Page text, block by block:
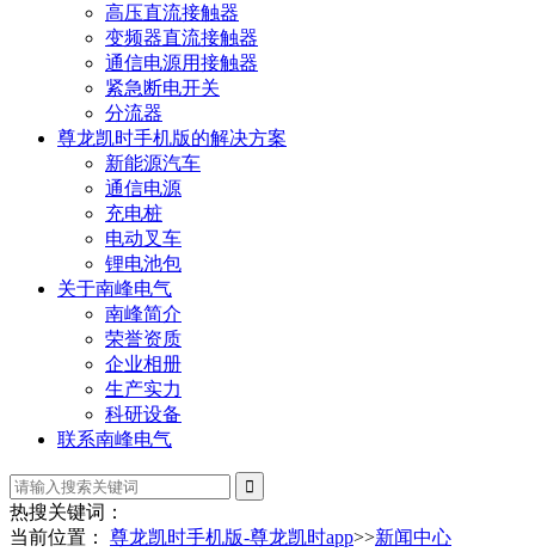
高压直流接触器
变频器直流接触器
通信电源用接触器
紧急断电开关
分流器
尊龙凯时手机版的解决方案
新能源汽车
通信电源
充电桩
电动叉车
锂电池包
关于南峰电气
南峰简介
荣誉资质
企业相册
生产实力
科研设备
联系南峰电气
热搜关键词：
当前位置：
尊龙凯时手机版-尊龙凯时app>>新闻中心